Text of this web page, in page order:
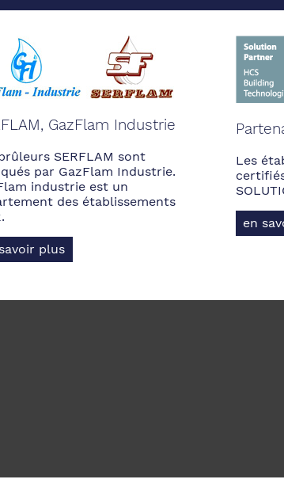
GazFlam Industrie
SERFLAM sont
par GazFlam Industrie.
industrie est un
des établissements
plus
Les
en